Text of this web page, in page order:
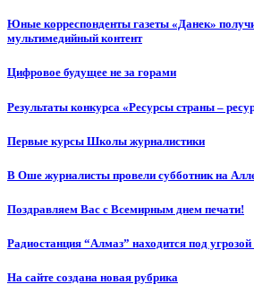
Юные корреспонденты газеты «Данек»
мультимедийный контент
Цифровое будущее не за горами
Результаты конкурса «Ресурсы страны –
Первые курсы Школы журналистики
В Оше журналисты провели субботник на
Поздравляем Вас с Всемирным днем печати!
Радиостанция “Алмаз” находится под
На сайте создана новая рубрика